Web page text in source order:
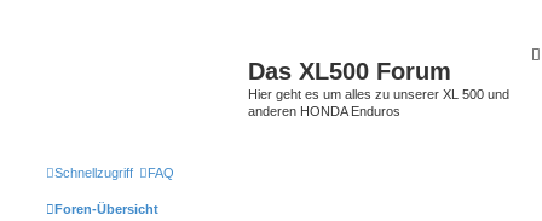
Das XL500 Forum
Hier geht es um alles zu unserer XL 500 und
anderen HONDA Enduros
Schnellzugriff FAQ
Foren-Übersicht